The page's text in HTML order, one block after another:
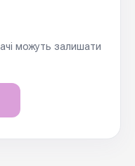
можуть залишати